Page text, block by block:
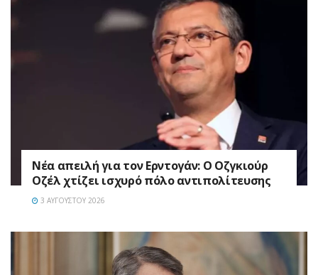
Νέα απειλή για τον Ερντογάν: Ο Οζγκιούρ
Οζέλ χτίζει ισχυρό πόλο αντιπολίτευσης
3 ΑΥΓΟΎΣΤΟΥ 2026